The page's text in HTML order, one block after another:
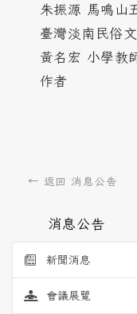
朱振源 馬鳴山
臺灣淡南民俗
黃名宏 小學教
作者
← 返回 消息公告
消息公告
新聞消息
會議展覽